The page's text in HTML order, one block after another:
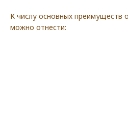
К числу основных преимуществ
можно отнести: